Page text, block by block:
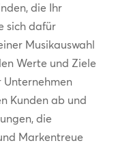
die Ihr
sich dafür
Musikauswahl
Werte und Ziele
Unternehmen
Kunden ab und
die
Markentreue